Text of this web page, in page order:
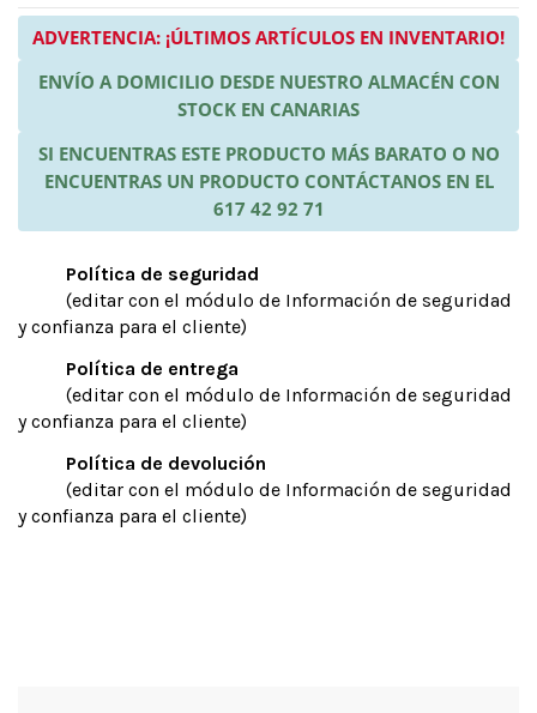
ADVERTENCIA: ¡ÚLTIMOS ARTÍCULOS EN INVENTARIO!
ENVÍO A DOMICILIO DESDE NUESTRO ALMACÉN CON
STOCK EN CANARIAS
SI ENCUENTRAS ESTE PRODUCTO MÁS BARATO O NO
ENCUENTRAS UN PRODUCTO CONTÁCTANOS EN EL
617 42 92 71
Política de seguridad
(editar con el módulo de Información de seguridad
y confianza para el cliente)
Política de entrega
(editar con el módulo de Información de seguridad
y confianza para el cliente)
Política de devolución
(editar con el módulo de Información de seguridad
y confianza para el cliente)